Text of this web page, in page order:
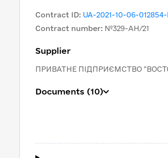
Contract ID: UA-2021-10-06-
Contract number: №329-АН/21
Supplier
ПРИВАТНЕ ПІДПРИЄМСТВО
Documents (10)